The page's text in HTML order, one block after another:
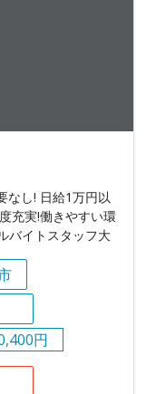
なし! 日給1万円以
充実!働きやすい環
バイトスタッフ大
円